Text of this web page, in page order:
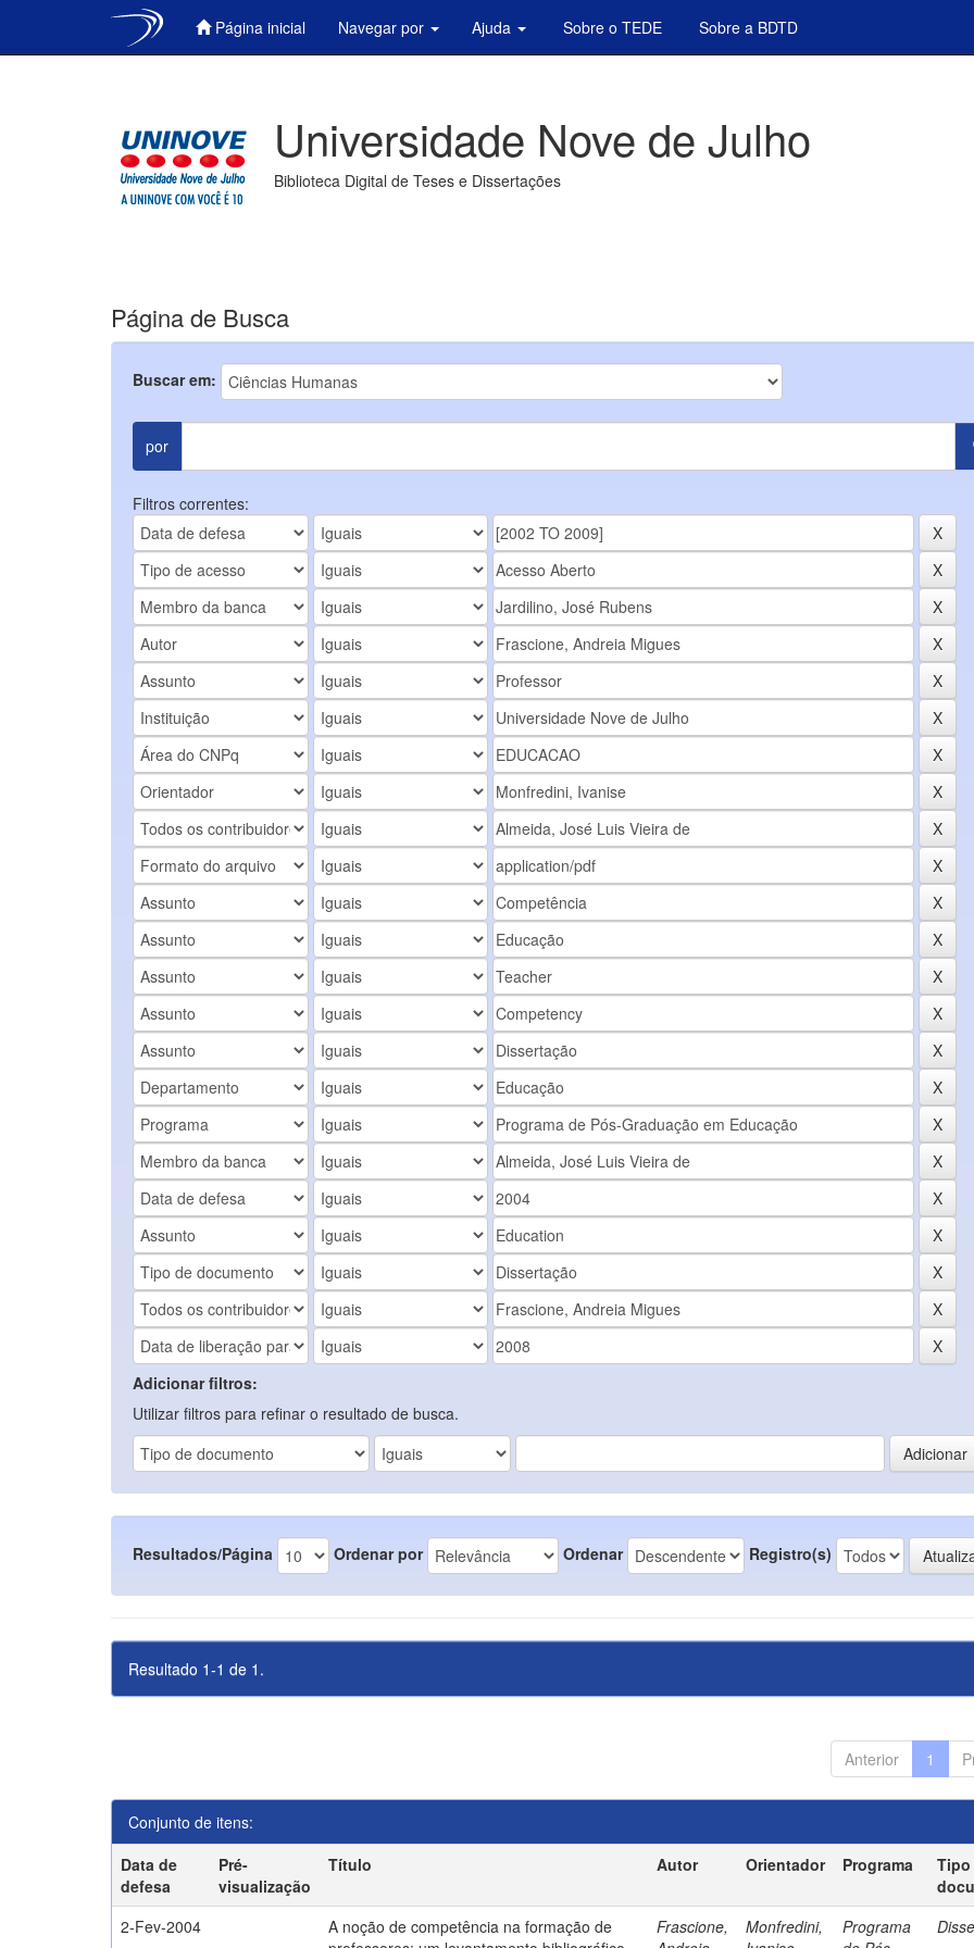
Página inicial Navegar por Ajuda Sobre o TEDE Sobre a BDTD
Universidade Nove de Julho
Biblioteca Digital de Teses e Dissertações
Página de Busca
Buscar em:
por
Filtros correntes:
Adicionar filtros:
Utilizar filtros para refinar o resultado de busca.
Resultados/Página Ordenar por Ordenar Registro(s)
Resultado 1-1 de 1.
Anterior 1
Conjunto de itens:
Data de
defesa
Pré-
visualização
Título Autor Orientador Programa
Tipo
2-Fev-2004
A noção de competência na formação de
Frascione,
Monfredini,
Programa